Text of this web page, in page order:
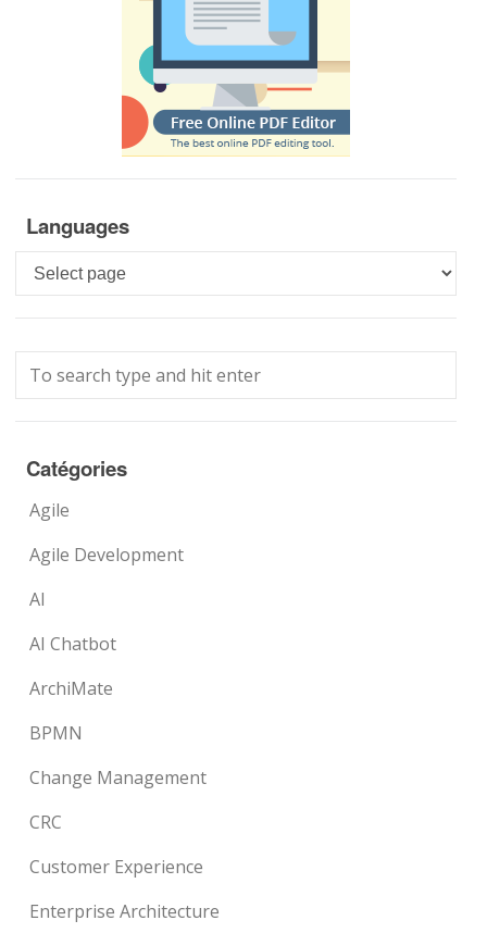
Languages
Languages
Catégories
Agile
Agile Development
AI
AI Chatbot
ArchiMate
BPMN
Change Management
CRC
Customer Experience
Enterprise Architecture